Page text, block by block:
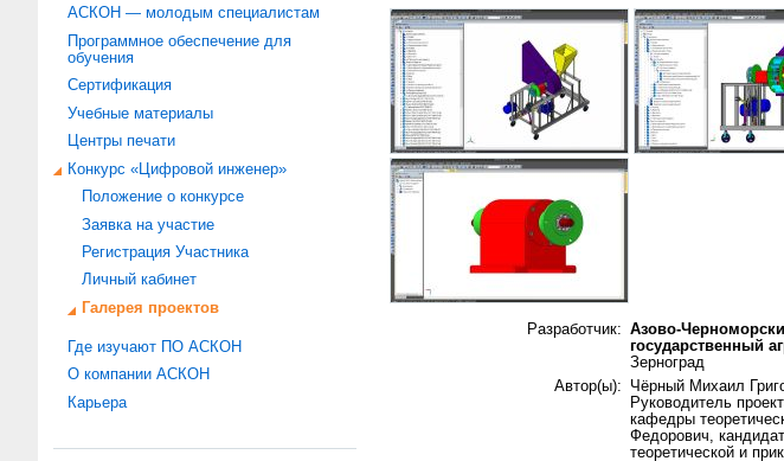
АСКОН — молодым специалистам
Программное обеспечение для
обучения
Сертификация
Учебные материалы
Центры печати
Конкурс «Цифровой инженер»
Положение о конкурсе
Заявка на участие
Регистрация Участника
Личный кабинет
Галерея проектов
Где изучают ПО АСКОН
О компании АСКОН
Карьера
Разработчик: Азово-
государственный
Зерноград
Автор(ы):
Чёрный Михаил
Руководитель
кафедры
Федорович,
теоретической и